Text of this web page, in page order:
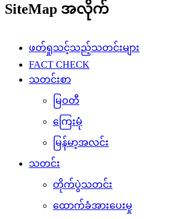
SiteMap အလိုက်
ဖတ်ရှုသင့်သည့်သတင်းများ
FACT CHECK
သတင်းစာ
မြဝတီ
ကြေးမုံ
မြန်မာ့အလင်း
သတင်း
တိုက်ပွဲသတင်း
ထောက်ခံအားပေးမှု